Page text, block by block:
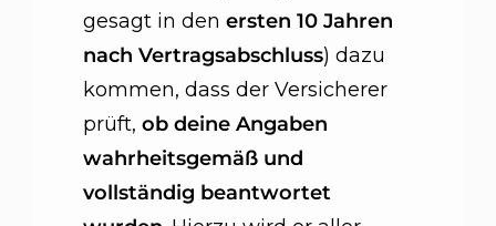
gesagt in denersten 10 Jahren
nach Vertragsabschluss) dazu
kommen, dass der Versicherer
prüft,ob deine Angaben
wahrheitsgemäß und
vollständig beantwortet